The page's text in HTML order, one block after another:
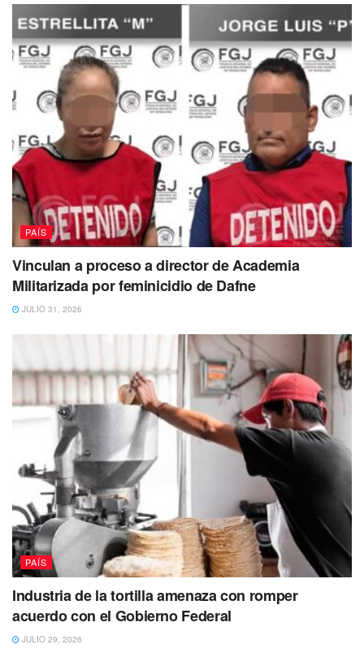
PAÍS
Vinculan a proceso a director de Academia
Militarizada por feminicidio de Dafne
JULIO 31, 2026
PAÍS
Industria de la tortilla amenaza con romper
acuerdo con el Gobierno Federal
JULIO 29, 2026